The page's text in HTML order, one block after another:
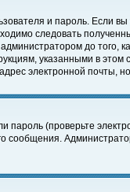
и пароль. Если
следовать
до
указанными в
электронной почты,
(проверьте
сообщения.